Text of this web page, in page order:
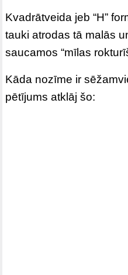
Kvadrātveida jeb “H”
tauki atrodas tā malās
saucamos “mīlas
Kāda nozīme ir
pētījums atklāj šo: